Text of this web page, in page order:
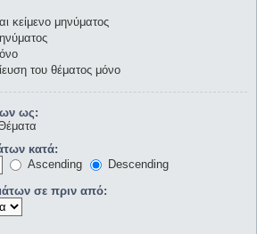
κείμενο μηνύματος
του θέματος μόνο
ως:
κατά:
Ascending
Descending
σε πριν από: